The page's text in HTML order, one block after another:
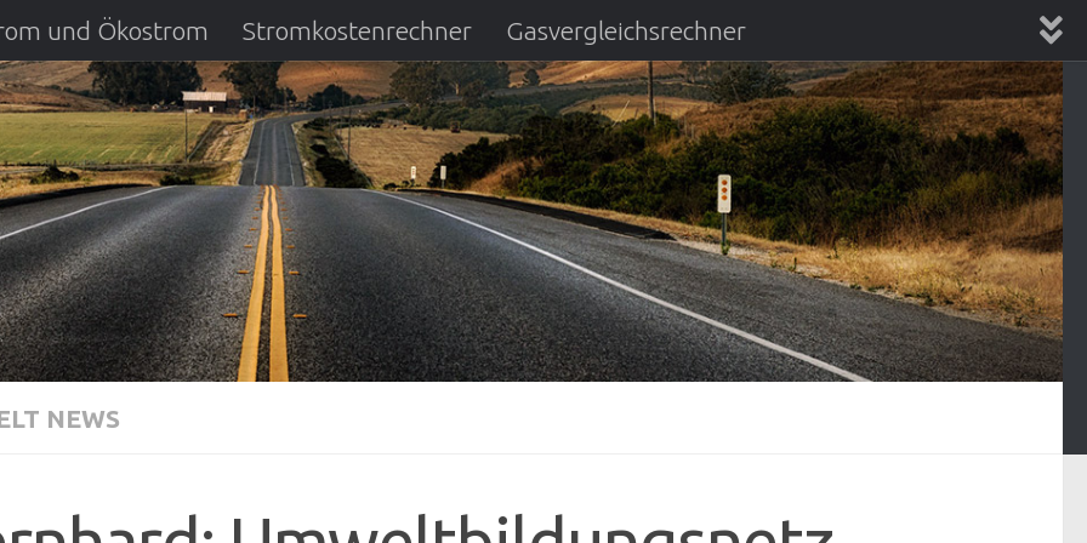
und Ökostrom Stromkostenrechner Gasvergleichsrechner
DSL Anbietervergleich Kreditvergleichsrechner
NEWS